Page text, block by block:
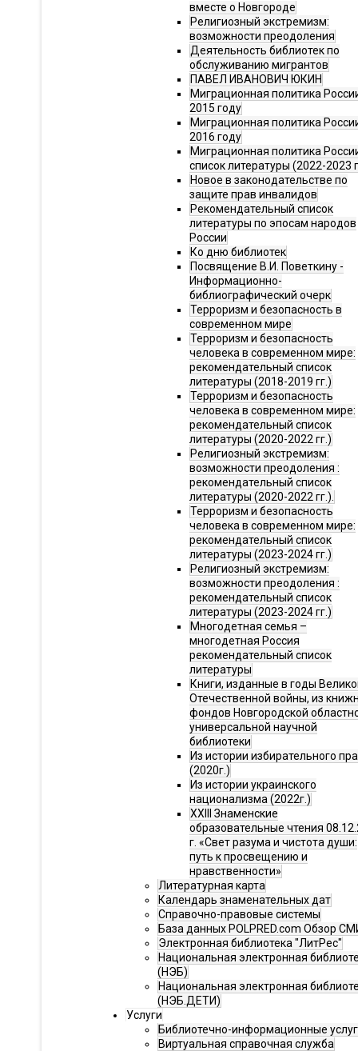
вместе о Новгороде
Религиозный экстремизм:
возможности преодоления
Деятельность библиотек по
обслуживанию мигрантов
ПАВЕЛ ИВАНОВИЧ ЮКИН
Миграционная политика
2015 году
Миграционная политика
2016 году
Миграционная политика
список литературы (2022-2023
Новое в законодательстве по
защите прав инвалидов
Рекомендательный список
литературы по эпосам народов
России
Ко дню библиотек
Посвящение В.И. Поветкину -
Информационно-
библиографический очерк
Терроризм и безопасность в
современном мире
Терроризм и безопасность
человека в современном мире:
рекомендательный список
литературы (2018-2019 гг.)
Терроризм и безопасность
человека в современном мире:
рекомендательный список
литературы (2020-2022 гг.)
Религиозный экстремизм:
возможности преодоления :
рекомендательный список
литературы (2020-2022 гг.).
Терроризм и безопасность
человека в современном мире:
рекомендательный список
литературы (2023-2024 гг.)
Религиозный экстремизм:
возможности преодоления :
рекомендательный список
литературы (2023-2024 гг.)
Многодетная семья –
многодетная Россия
рекомендательный список
литературы
Книги, изданные в годы
Отечественной войны, из
фондов Новгородской
универсальной научной
библиотеки
Из истории избирательного
(2020г.)
Из истории украинского
национализма (2022г.)
XXIII Знаменские
образовательные чтения
г. «Свет разума и чистота души:
путь к просвещению и
нравственности»
Литературная карта
Календарь знаменательных дат
Справочно-правовые системы
База данных POLPRED.com Обзор
Электронная библиотека "ЛитРес"
Национальная электронная
(НЭБ)
Национальная электронная
(НЭБ.ДЕТИ)
Услуги
Библиотечно-информационные
Виртуальная справочная служба